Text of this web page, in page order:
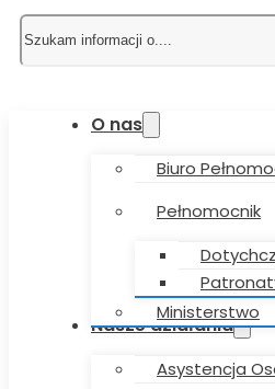
Szukaj
O nas
Biuro
Pełnomocnik
Ministerstwo
Nasze działania
Asystencja